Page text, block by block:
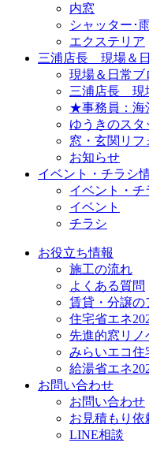
内窓
シャッター･
エクステリア
三浦店長 現場＆
現場＆日常ブ
三浦店長 現
★事務員：
ゆうきのスタ
窓・玄関リフ
お知らせ
イベント・チラシ
イベント・チ
イベント
チラシ
お役立ち情報
施工の流れ
よくある質問
賃貸・分譲の
住宅省エネ
先進的窓リノ
みらいエコ住
給湯省エネ
お問い合わせ
お問い合わせ
お見積もり依
LINE相談